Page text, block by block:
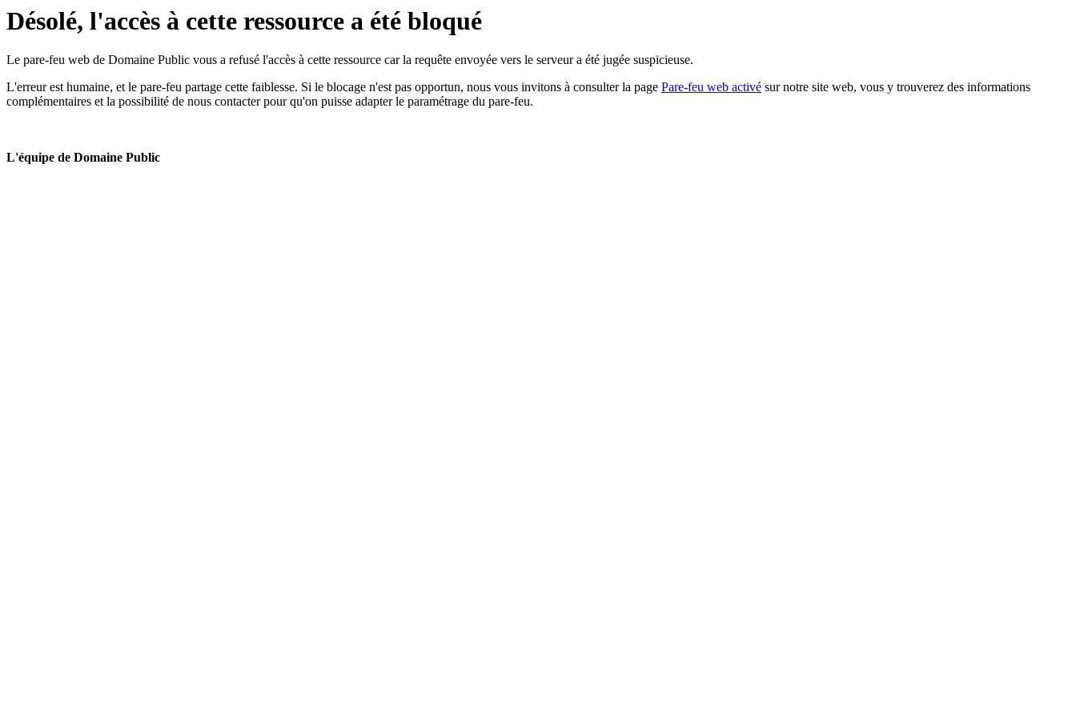
Désolé, l'accès à cette ressource a été bloqué
Le pare-feu web de Domaine Public vous a refusé l'accès à cette ressource car la requête envoyée vers le serveur a été jugée suspicieuse.
L'erreur est humaine, et le pare-feu partage cette faiblesse. Si le blocage n'est pas opportun, nous vous invitons à consulter la page Pare-feu web activé sur notre site web, vous y trouverez des informations
complémentaires et la possibilité de nous contacter pour qu'on puisse adapter le paramétrage du pare-feu.
L'équipe de Domaine Public